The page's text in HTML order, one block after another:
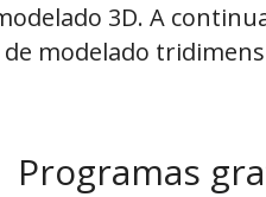
3D. A
modelado
Programas